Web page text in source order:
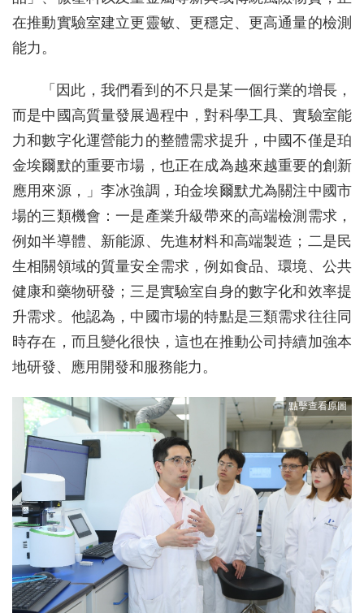
在推動實驗室建立更靈敏、更穩定、更高通量的檢測
能力。
「因此，我們看到的不只是某一個行業的增長，
而是中國高質量發展過程中，對科學工具、實驗室能
力和數字化運營能力的整體需求提升，中國不僅是珀
金埃爾默的重要市場，也正在成為越來越重要的創新
應用來源，」李冰強調，珀金埃爾默尤為關注中國市
場的三類機會：一是產業升級帶來的高端檢測需求，
例如半導體、新能源、先進材料和高端製造；二是民
生相關領域的質量安全需求，例如食品、環境、公共
健康和藥物研發；三是實驗室自身的數字化和效率提
升需求。他認為，中國市場的特點是三類需求往往同
時存在，而且變化很快，這也在推動公司持續加強本
地研發、應用開發和服務能力。